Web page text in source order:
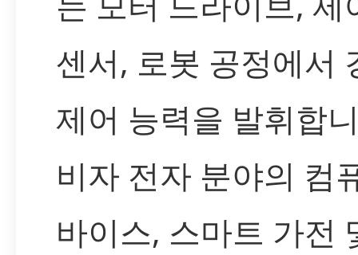
센서, 로봇 공정에서
제어 능력을 발휘합
비자 전자 분야의 컴
바이스, 스마트 가전